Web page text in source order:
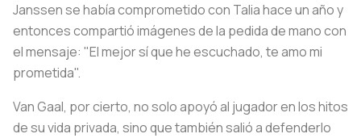
Janssen se había comprometido con Talia hace un año y
entonces compartió imágenes de la pedida de mano con
el mensaje: "El mejor sí que he escuchado, te amo mi
prometida".
Van Gaal, por cierto, no solo apoyó al jugador en los hitos
de su vida privada, sino que también salió a defenderlo